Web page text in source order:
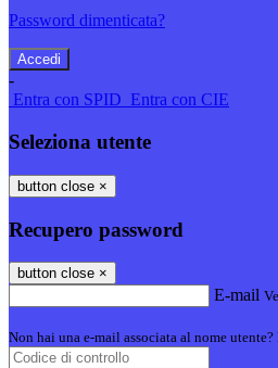
Password dimenticata?
-
Entra con SPID Entra con CIE
Seleziona utente
button close ×
Recupero password
button close ×
E-mail
Non hai una e-mail associata al nome